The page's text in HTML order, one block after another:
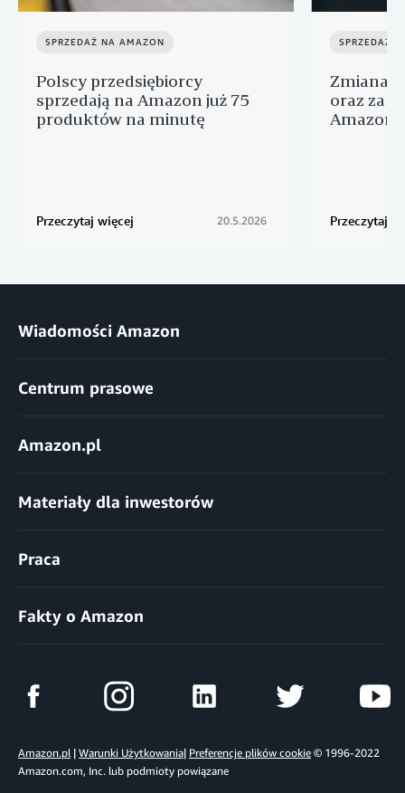
SPRZEDAŻ NA AMAZON
Polscy przedsiębiorcy
sprzedają na Amazon już 75
produktów na minutę
Przeczytaj więcej 20.5.2026
SPRZEDAŻ
Zmiana
oraz za
Amazon
Przeczytaj
Wiadomości Amazon
Centrum prasowe
Amazon.pl
Materiały dla inwestorów
Praca
Fakty o Amazon
Amazon.pl | Warunki Użytkowania| Preferencje plików cookie © 1996-2022
Amazon.com, Inc. lub podmioty powiązane